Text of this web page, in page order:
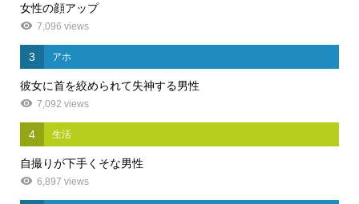
女性の顔アップ
7,096 views
3 アホ
彼女に首を絞められて失神する男性
7,092 views
4 生活
自撮りが下手くそな男性
6,897 views